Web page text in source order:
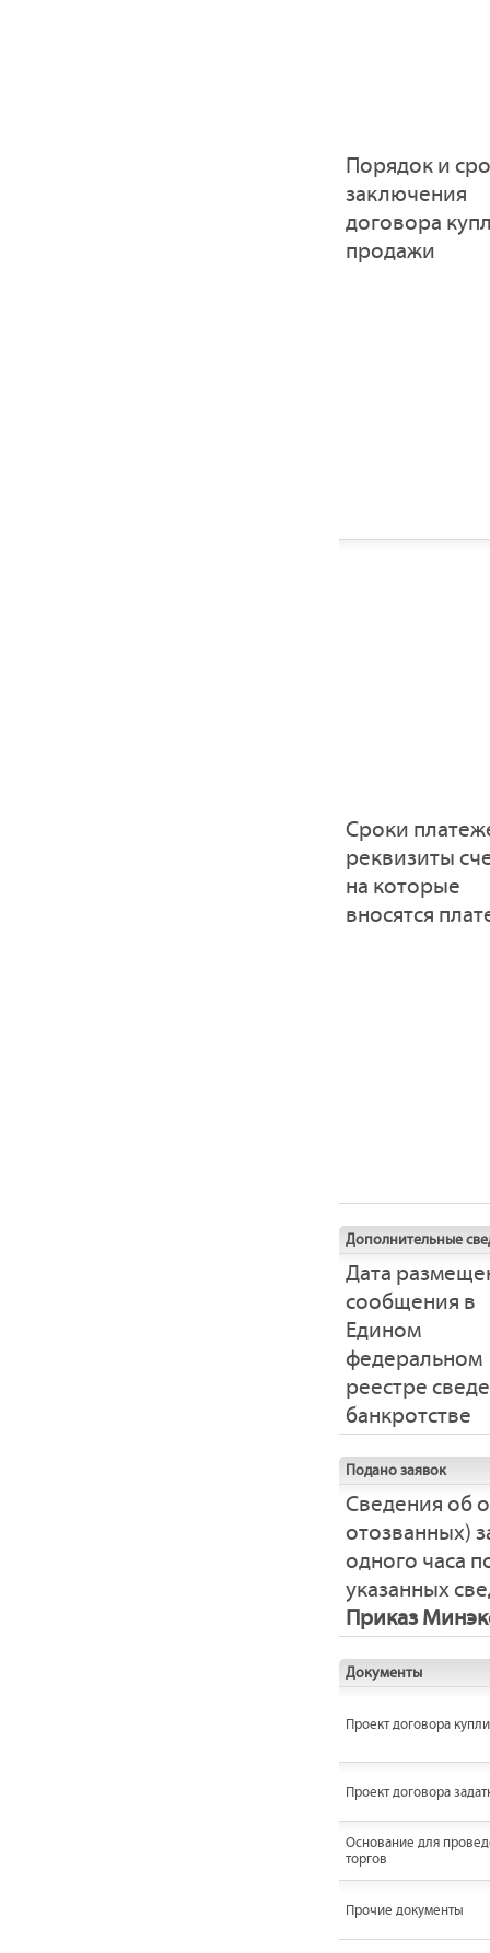
Порядок и
заключения
договора
продажи
Сроки
реквизиты
на которые
вносятся
Дополнительные
Дата
сообщения в
Едином
федеральном
реестре
банкротстве
Подано заявок
Сведения об
отозванных)
одного часа
указанных
Приказ
Документы
Проект договора
Проект договора
Основание для
торгов
Прочие документы